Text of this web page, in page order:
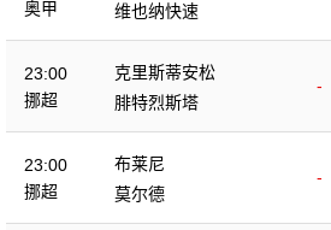
奥甲
维也纳快速
23:00
挪超
克里斯蒂安松
-
腓特烈斯塔
23:00
挪超
布莱尼
-
莫尔德